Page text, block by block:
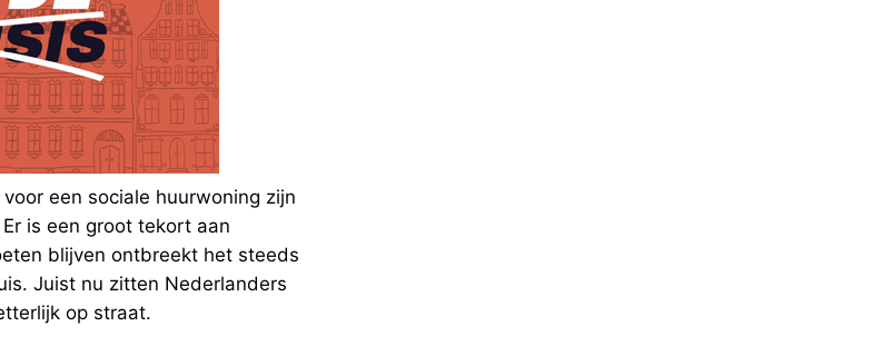
een sociale huurwoning zijn
is een groot tekort aan
blijven ontbreekt het steeds
Juist nu zitten Nederlanders
op straat.